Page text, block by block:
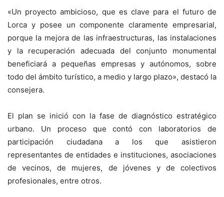
«Un proyecto ambicioso, que es clave para el futuro de
Lorca y posee un componente claramente empresarial,
porque la mejora de las infraestructuras, las instalaciones
y la recuperación adecuada del conjunto monumental
beneficiará a pequeñas empresas y autónomos, sobre
todo del ámbito turístico, a medio y largo plazo», destacó la
consejera.
El plan se inició con la fase de diagnóstico estratégico
urbano. Un proceso que contó con laboratorios de
participación ciudadana a los que asistieron
representantes de entidades e instituciones, asociaciones
de vecinos, de mujeres, de jóvenes y de colectivos
profesionales, entre otros.